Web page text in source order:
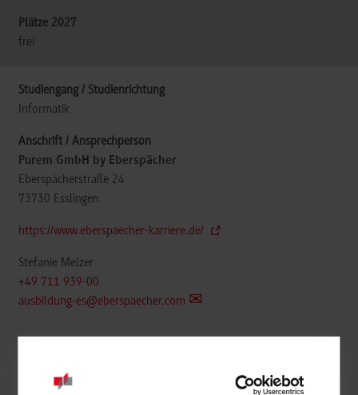
frei
Informatik
Purem GmbH by Eberspächer
Eberspächerstraße 24
73730 Esslingen
https://www.eberspaecher-karriere.de/
Stefanie Melzer
+49 711 939-00
ausbildung-es@eberspaecher.com